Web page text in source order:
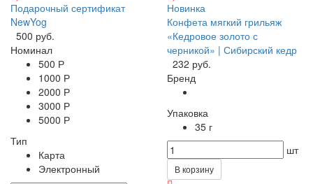
Подарочный сертификат
NewYog
500 руб.
Номинал
500 Р
1000 Р
2000 Р
3000 Р
5000 Р
Тип
Карта
Электронный
Новинка
Конфета мягкий грильяж
«Кедровое золото с
черникой» | Сибирский кедр
232 руб.
Бренд
Упаковка
35 г
шт
В корзину